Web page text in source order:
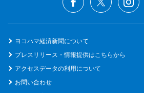
ヨコハマ経済新聞について
プレスリリース・情報提供はこちらから
アクセスデータの利用について
お問い合わせ